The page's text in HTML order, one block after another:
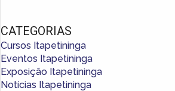
CATEGORIAS
Cursos Itapetininga
Eventos Itapetininga
Exposição Itapetininga
Notícias Itapetininga